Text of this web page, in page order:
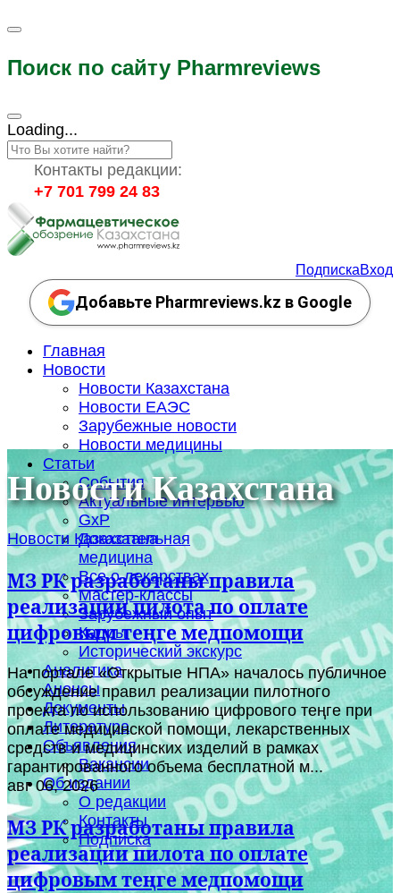
Поиск по сайту Pharmreviews
Loading...
Контакты редакции:
+7 701 799 24 83
ПодпискаВход
Добавьте Pharmreviews.kz в Google
Главная
Новости
Новости Казахстана
Новости ЕАЭС
Зарубежные новости
Новости медицины
Статьи
События
Актуальные интервью
GxP
Доказательная
медицина
Все о лекарствах
Мастер-классы
Зарубежный опыт
Кадры
Исторический экскурс
Аналитика
Анонсы
Документы
Литература
Объявления
Вакансии
Об издании
О редакции
Контакты
Подписка
Новости Казахстана
Новости Казахстана
МЗ РК разработаны правила
реализации пилота по оплате
цифровым теңге медпомощи
На портале «Открытые НПА» началось публичное
обсуждение правил реализации пилотного
проекта по использованию цифрового теңге при
оплате медицинской помощи, лекарственных
средств и медицинских изделий в рамках
гарантированного объема бесплатной м...
авг 06, 2026
МЗ РК разработаны правила
реализации пилота по оплате
цифровым теңге медпомощи